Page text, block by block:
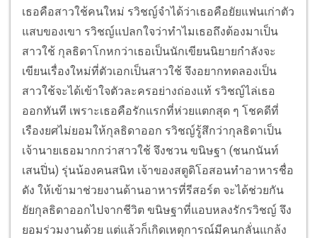
เธอคือสาวใช้คนใหม่ รวิชญ์จำได้ว่าเธอคือยัยแฟนเก่าตัว
แสบของเขา รวิชญ์แปลกใจว่าทำไมเธอถึงต้องมาเป็น
สาวใช้ กุลธิดาโกหกว่าเธอเป็นนักเขียนนิยายกำลังจะ
เขียนเรื่องใหม่ที่ตัวเอกเป็นสาวใช้ จึงอยากทดลองเป็น
สาวใช้จะได้เข้าใจตัวละครอย่างถ่องแท้ รวิชญ์ไล่เธอ
ออกทันที เพราะเธอคือรักแรกที่ห่วยแตกสุด ๆ โชคดีที่
เรืองยศไม่ยอมให้กุลธิดาออก รวิชญ์รู้สึกว่ากุลธิดาเป็น
เจ้านายเธอมากกว่าสาวใช้ จึงชวน ขนิษฐา (ชนกนันท์
เสนปิ่น) รุ่นน้องคนสนิท เจ้าของสตูดิโอสอนทำอาหารชื่อ
ดัง ให้เข้ามาช่วยงานด้านอาหารที่รีสอร์ต จะได้ช่วยกัน
ยัยกุลธิดาออกไปจากชีวิต ขนิษฐาที่แอบหลงรักรวิชญ์ จึง
ยอมร่วมงานด้วย แต่แล้วก็เกิดเหตุการณ์มีคนกลั่นแกล้ง